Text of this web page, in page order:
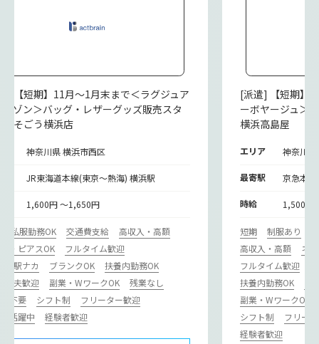
] 【短期】11月～1月末まで＜ラグジュア
メゾン＞バッグ・レザーグッズ販売スタ
＠そごう横浜店
神奈川県 横浜市西区
JR東海道本線(東京～熱海) 横浜駅
1,600円 ～1,650円
私服勤務OK 交通費支給
高収入・高額
・ピアスOK
フルタイム歓迎
･駅ナカ
ブランクOK
扶養内勤務OK
主夫歓迎
副業・WワークOK
残業なし
不要
シフト制
フリーター歓迎
活躍中
経験者歓迎
[派遣] 【短期】
ーボヤージュ＞
横浜高島屋
エリア 神奈川
最寄駅 京急本
時給 1,500円
短期 制服あり
高収入・高額
ネ
フルタイム歓迎
扶養内勤務OK
副業・WワークOK
シフト制
フリー
経験者歓迎